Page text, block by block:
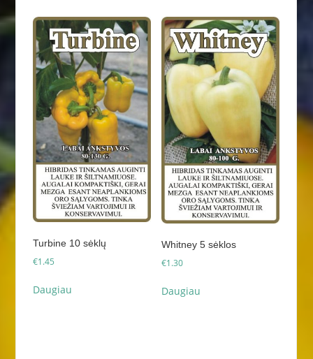
Turbine 10 sėklų
€1.45
Daugiau
Whitney 5 sėklos
€1.30
Daugiau